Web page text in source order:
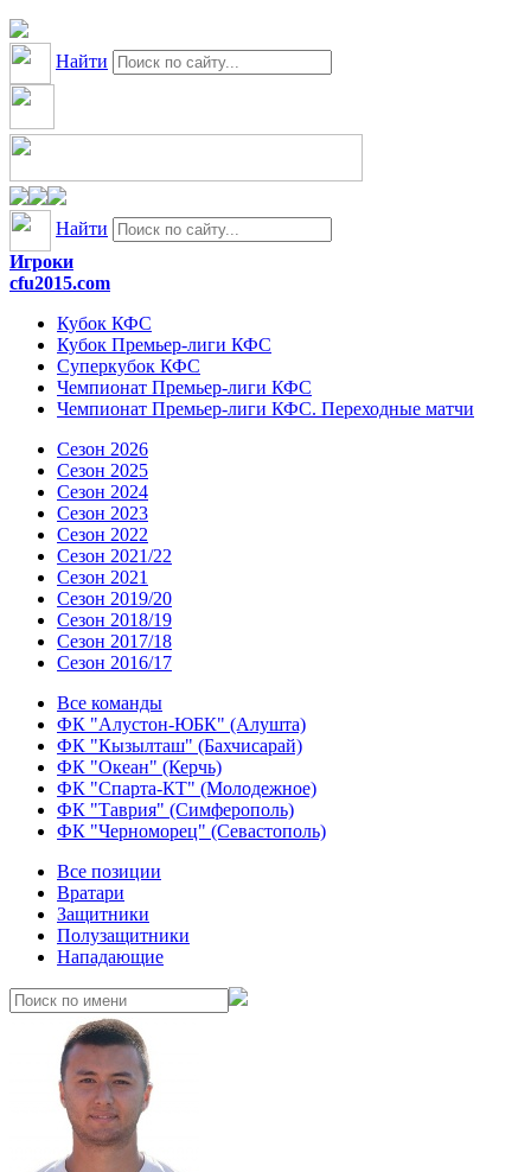
Найти
Найти
Игроки
cfu2015.com
Кубок КФС
Кубок Премьер-лиги КФС
Суперкубок КФС
Чемпионат Премьер-лиги КФС
Чемпионат Премьер-лиги КФС. Переходные матчи
Сезон 2026
Сезон 2025
Сезон 2024
Сезон 2023
Сезон 2022
Сезон 2021/22
Сезон 2021
Сезон 2019/20
Сезон 2018/19
Сезон 2017/18
Сезон 2016/17
Все команды
ФК "Алустон-ЮБК" (Алушта)
ФК "Кызылташ" (Бахчисарай)
ФК "Океан" (Керчь)
ФК "Спарта-КТ" (Молодежное)
ФК "Таврия" (Симферополь)
ФК "Черноморец" (Севастополь)
Все позиции
Вратари
Защитники
Полузащитники
Нападающие